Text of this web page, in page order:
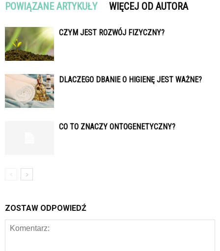
POWIĄZANE ARTYKUŁY WIĘCEJ OD AUTORA
CZYM JEST ROZWÓJ FIZYCZNY?
DLACZEGO DBANIE O HIGIENĘ JEST WAŻNE?
CO TO ZNACZY ONTOGENETYCZNY?
ZOSTAW ODPOWIEDŹ